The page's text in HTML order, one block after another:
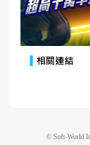
© Soft-World